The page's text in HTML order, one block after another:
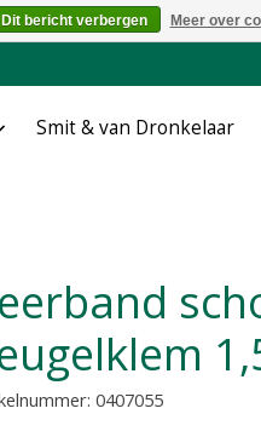
Smit & van Dronkelaar
0407055
Dit bericht verbergen Meer over